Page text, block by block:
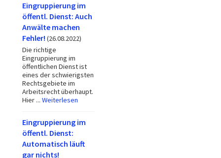
Eingruppierung im
öffentl. Dienst: Auch
Anwälte machen
Fehler! (26.08.2022)
Die richtige
Eingruppierung im
öffentlichen Dienst ist
eines der schwierigsten
Rechtsgebiete im
Arbeitsrecht überhaupt.
Hier ... Weiterlesen
Eingruppierung im
öffentl. Dienst:
Automatisch läuft
gar nichts!